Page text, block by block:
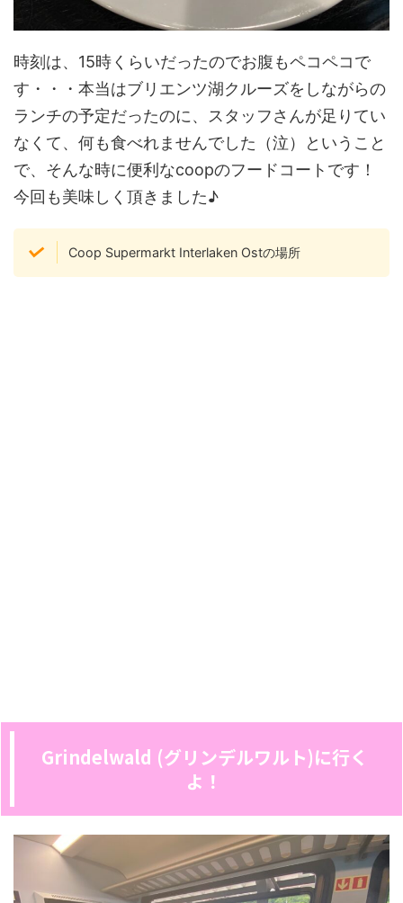
時刻は、15時くらいだったのでお腹もペコペコで
す・・・本当はブリエンツ湖クルーズをしながらの
ランチの予定だったのに、スタッフさんが足りてい
なくて、何も食べれませんでした（泣）ということ
で、そんな時に便利なcoopのフードコートです！
今回も美味しく頂きました♪
Coop Supermarkt Interlaken Ostの場所
Grindelwald (グリンデルワルト)に行く
よ！